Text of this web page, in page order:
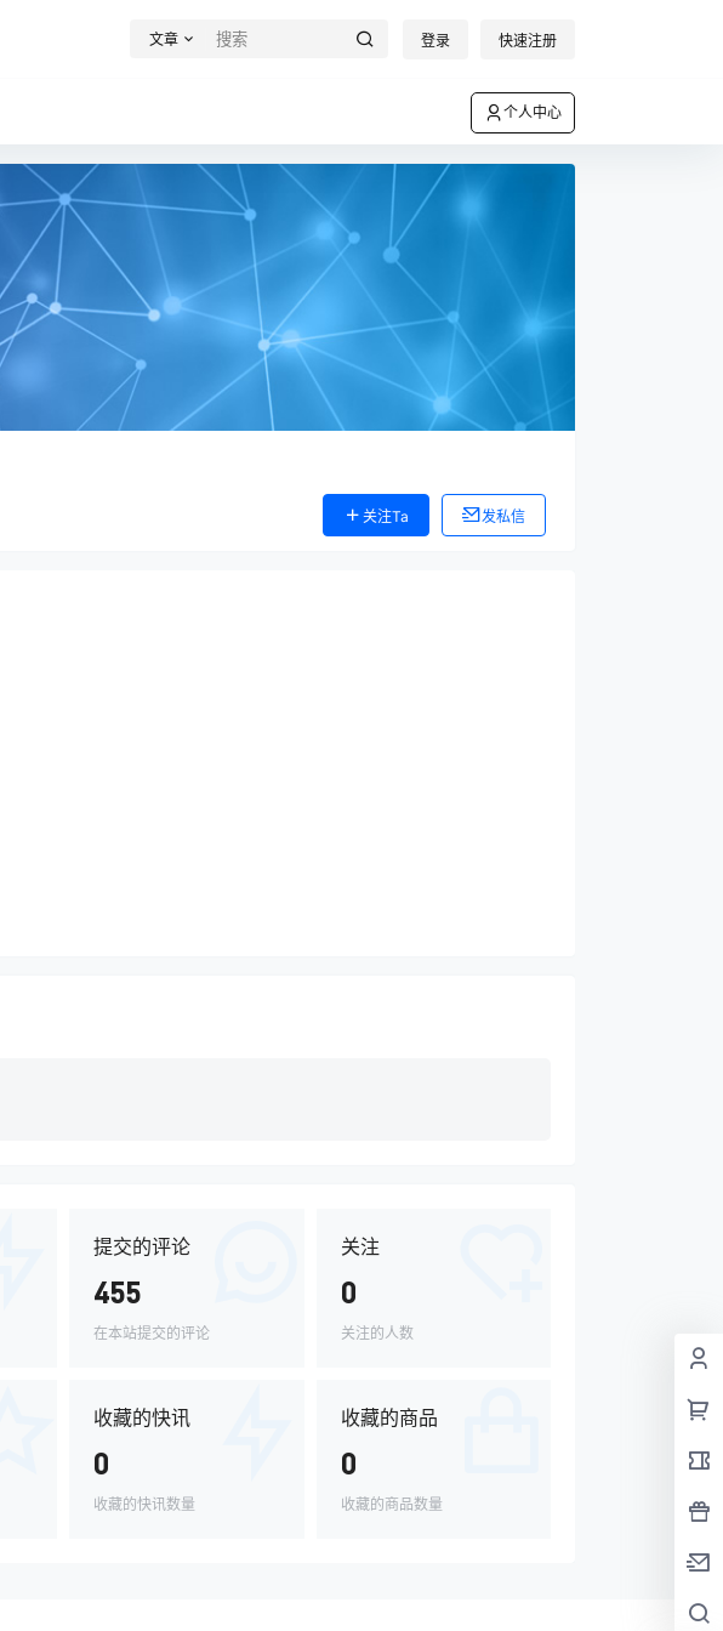
文章 登录 快速注册
个人中心
关注Ta 发私信
提交的评论
455
在本站提交的评论
关注
0
关注的人数
收藏的快讯
0
收藏的快讯数量
收藏的商品
0
收藏的商品数量